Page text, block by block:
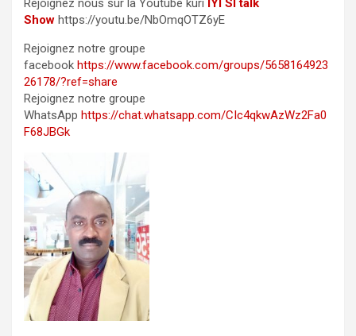
Rejoignez nous sur la Youtube kuri IYI SI talk
Show https://youtu.be/NbOmqOTZ6yE
Rejoignez notre groupe
facebook https://www.facebook.com/groups/5658164923
26178/?ref=share
Rejoignez notre groupe
WhatsApp https://chat.whatsapp.com/CIc4qkwAzWz2Fa0
F68JBGk